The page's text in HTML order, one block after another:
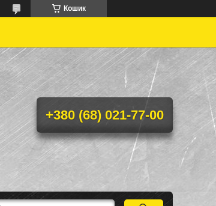
Кошик
+380 (68) 021-77-00